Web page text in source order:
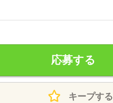
応募する
キープする